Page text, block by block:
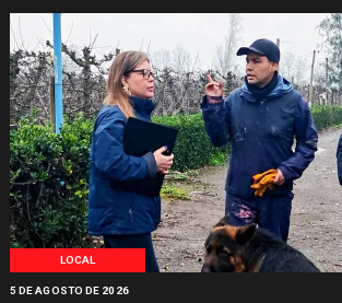
LOCAL
5 DE AGOSTO DE 2026